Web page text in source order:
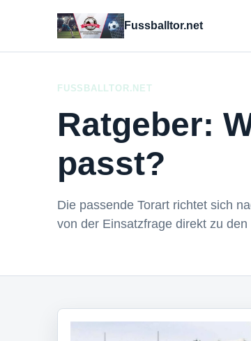
Fussballtor.net
FUSSBALLTOR.NET
Ratgeber:
passt?
Die passende Torart richtet sich
von der Einsatzfrage direkt zu